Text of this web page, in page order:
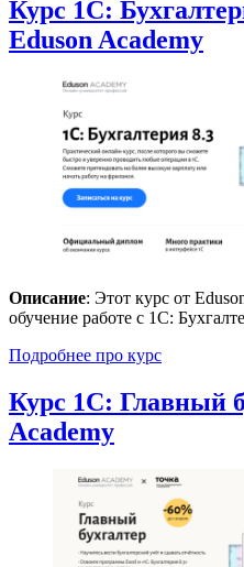
Курс 1С:
Eduson Academy
Описание: Этот курс от
обучение работе с 1С:
Подробнее про курс
Курс 1С: Главный
Academy